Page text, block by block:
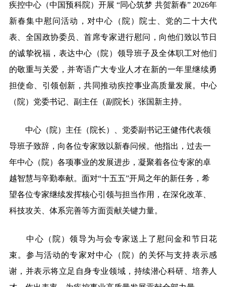
疾控中心（中国预科院）开展 “同心筑梦 共贺新春” 2026年
新春集中慰问活动，对中心（院）院士、党的二十大代
表、全国政协委员、首席专家进行慰问，向他们致以节日
的诚挚祝福，表达中心（院）领导班子及全体职工对他们
的敬重与关爱，并寄语广大专业人才在新的一年里继续勇
担使命、引领创新，共同推动疾控事业高质量发展。中心
（院）党委书记、副主任（副院长）张国新主持。
中心（院）主任（院长）、党委副书记王健伟代表领
导班子致辞，向各位专家致以新春问候。他指出，过去一
年中心（院）各项事业的发展进步，凝聚着各位专家的卓
越智慧与辛勤奉献。面对“十五五”开局之年的新任务，希
望各位专家继续发挥核心引领与担当作用，在深化改革、
科技攻关、体系完善等方面贡献关键力量。
中心（院）领导为与会专家送上了慰问金和节日花
束。参与活动的专家对中心（院）的关怀与支持表示感
谢，并表示将立足自身专业领域，持续潜心科研、培养人